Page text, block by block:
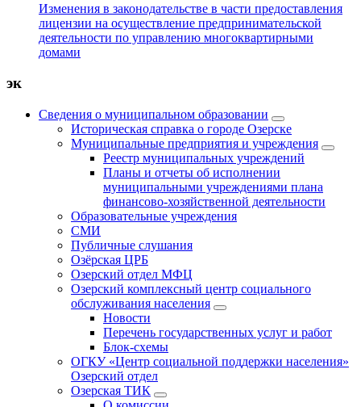
Изменения в законодательстве в части предоставления
лицензии на осуществление предпринимательской
деятельности по управлению многоквартирными
домами
эк
Сведения о муниципальном образовании
Историческая справка о городе Озерске
Муниципальные предприятия и учреждения
Реестр муниципальных учреждений
Планы и отчеты об исполнении
муниципальными учреждениями плана
финансово-хозяйственной деятельности
Образовательные учреждения
СМИ
Публичные слушания
Озёрская ЦРБ
Озерский отдел МФЦ
Озерский комплексный центр социального
обслуживания населения
Новости
Перечень государственных услуг и работ
Блок-схемы
ОГКУ «Центр социальной поддержки населения»
Озерский отдел
Озерская ТИК